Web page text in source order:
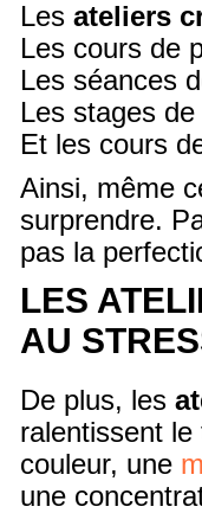
Les ateliers
Les cours de
Les séances
Les stages
Et les cours
Ainsi, même
surprendre.
pas la
LES
AU
De plus, les
ralentissent le
couleur, une
une